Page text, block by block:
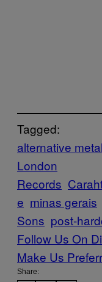
Tagged:
alternative metal
London
Records
e minas gerais
Sons post-
Follow Us On
Make Us
Share: